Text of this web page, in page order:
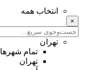
انتخاب همه
×
تهران
تمام شهر‌ها
تهران